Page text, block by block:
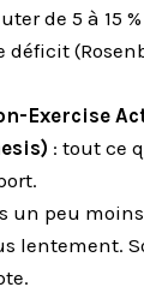
de 5 à 15
déficit
Exercise
: tout ce
un peu
lentement.